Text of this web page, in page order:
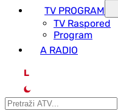
TV PROGRAM
ТV Raspored
Program
A RADIO
L